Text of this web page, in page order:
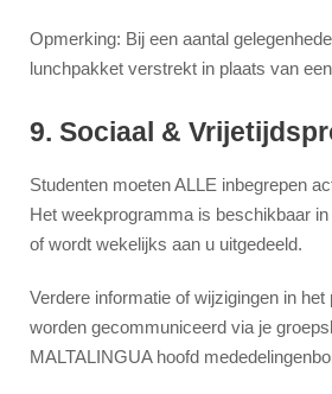
Opmerking: Bij een aantal
lunchpakket verstrekt in plaats van
9. Sociaal &
Studenten moeten ALLE inbegrepen
Het weekprogramma is beschikbaar
of wordt wekelijks aan u uitgedeeld.
Verdere informatie of wijzigingen in
worden gecommuniceerd via je
MALTALINGUA hoofd